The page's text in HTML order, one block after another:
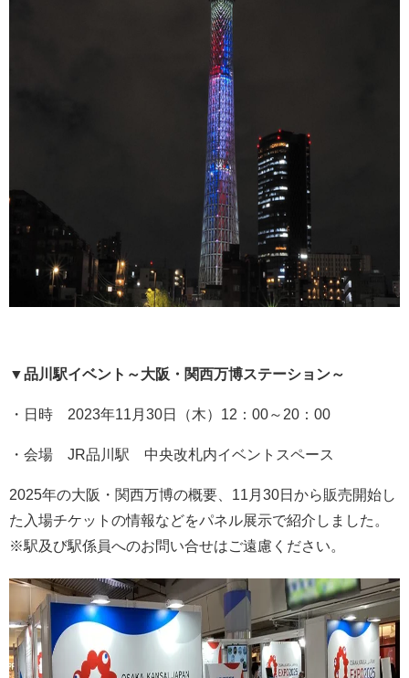
▼品川駅イベント～大阪・関西万博ステーション～
・日時 2023年11月30日（木）12：00～20：00
・会場 JR品川駅 中央改札内イベントスペース
2025年の大阪・関西万博の概要、11月30日から販売開始し
た入場チケットの情報などをパネル展示で紹介しました。
※駅及び駅係員へのお問い合せはご遠慮ください。